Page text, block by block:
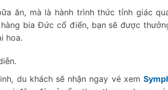
ăn, mà là hành trình thức tỉnh giác
bia Đức cổ điển, bạn sẽ được
hoa.
du khách sẽ nhận ngay vé xem